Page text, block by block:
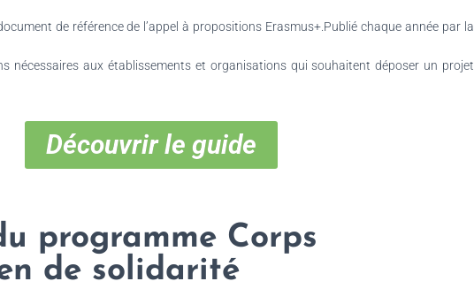
de référence de l’appel à propositions Erasmus+.Publié chaque année par la
nécessaires aux établissements et organisations qui souhaitent déposer un projet
Découvrir le guide
programme Corps
de solidarité